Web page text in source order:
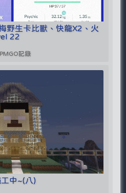
野生卡比獸、快龍X2、火
22
記錄
中~(八)